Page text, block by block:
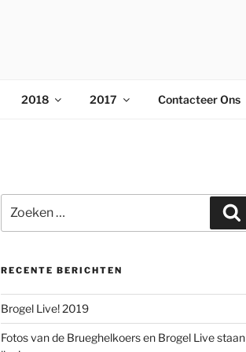
2018 2017 Contacteer Ons
naar:
RECENTE BERICHTEN
Brogel Live! 2019
Fotos van de Brueghelkoers en Brogel Live staan